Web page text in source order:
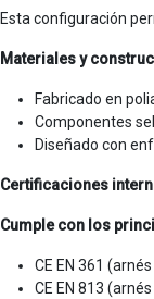
Esta configuración
Materiales y
Fabricado en
Componentes
Diseñado con
Certificaciones
Cumple con los
CE EN 361
CE EN 813